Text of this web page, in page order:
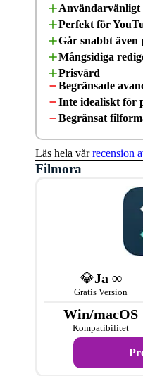
Användarvänligt
Perfekt för
Går snabbt även
Mångsidiga
Prisvärd
Begränsade
Inte idealiskt för
Begränsat
Läs hela vårrecension
Filmora
💎Ja ∞
Gratis Version
Win/macOS
Kompatibilitet